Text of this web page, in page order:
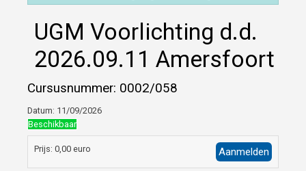
UGM Voorlichting d.d.
2026.09.11 Amersfoort
Cursusnummer: 0002/058
Datum: 11/09/2026
Beschikbaar
Aanmelden
Prijs: 0,00 euro